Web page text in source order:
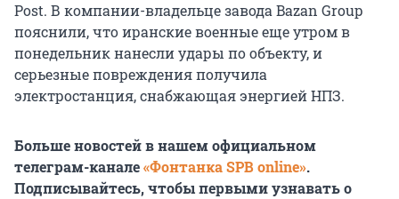
Post. В компании-владельце завода Bazan Group
пояснили, ч‌‌‌‌​​‌​‌‌​‍‌‌‌‌​​‌‌​​‌‍‌‌‌‌​​‌‌‌‌​‍‌‌‌‌​​​​‌‌‌‍‌‌‌‌‌​​​‌​‌‍‌‌‌‌‌​​​‌​‌‍‌‌‌‌​​‌​‌‌​‍‌‌‌‌​​‌‌​​‌‍‌‌‌‌​​‌‌‌‌​‍‌‌‌‌​​​​‌‌‌‍‌‌‌‌‌​‌​​‌​‍‌‌‌‌​​‌​‌‌​‍‌‌‌‌​​​‌‌​​‍‌‌‌‌‌​‌​​​‌‍‌‌‌‌​​​‌‌​​‍‌‌‌‌​​‌​​‌‌‍‌‌‌‌​​‌‌​‌​‍‌‌‌‌​​​‌‌‌‌‍‌‌‌‌​​‌​​​‌‍‌‌‌‌​​‌‌​‌​‍‌‌‌‌​​​‌​​‌‍‌‌‌‌​​‌‌‌‌​то иранские военные еще утром в
понедельник нанесли удары по объекту, и
серьезные повреждения получила
электростанция, снабжающая энергией НПЗ.
Больше новостей в нашем официальном
телеграм-канале«Фонтанка SPB online».
Подписывайтесь, чтобы первыми узнавать о